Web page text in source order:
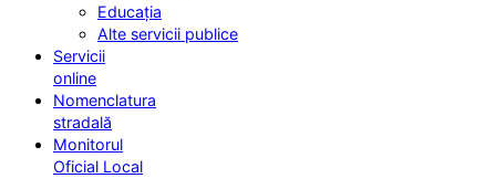
Educația
Alte servicii publice
Servicii
online
Nomenclatura
stradală
Monitorul
Oficial Local